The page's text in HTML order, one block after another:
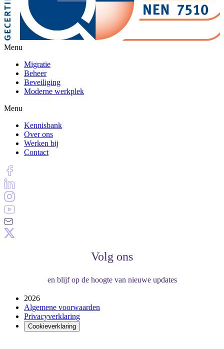
Menu
Migratie
Beheer
Beveiliging
Moderne werkplek
Menu
Kennisbank
Over ons
Werken bij
Contact
Volg ons
en blijf op de hoogte van nieuwe updates
2026
Algemene voorwaarden
Privacyverklaring
Cookieverklaring